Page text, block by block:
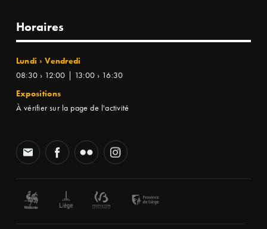
Horaires
Lundi › Vendredi
08:30 › 12:00 | 13:00 › 16:30
Expositions
À vérifier sur la page de l'activité